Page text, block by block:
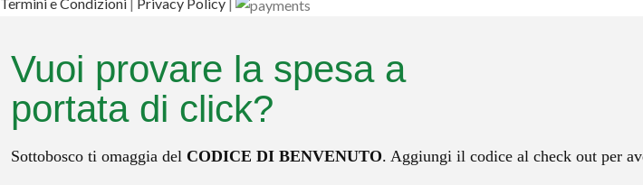
Vuoi provare la spesa a
portata di click?
Sottobosco ti omaggia del CODICE DI BENVENUTO. Aggiungi il codice al check out per